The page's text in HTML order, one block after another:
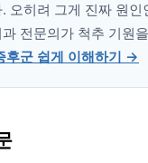
오히려 그게 진짜 원인
전문의가 척추 기원
후군 쉽게 이해하기 →